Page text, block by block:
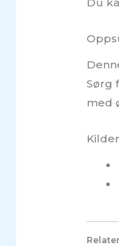
Sørg
med